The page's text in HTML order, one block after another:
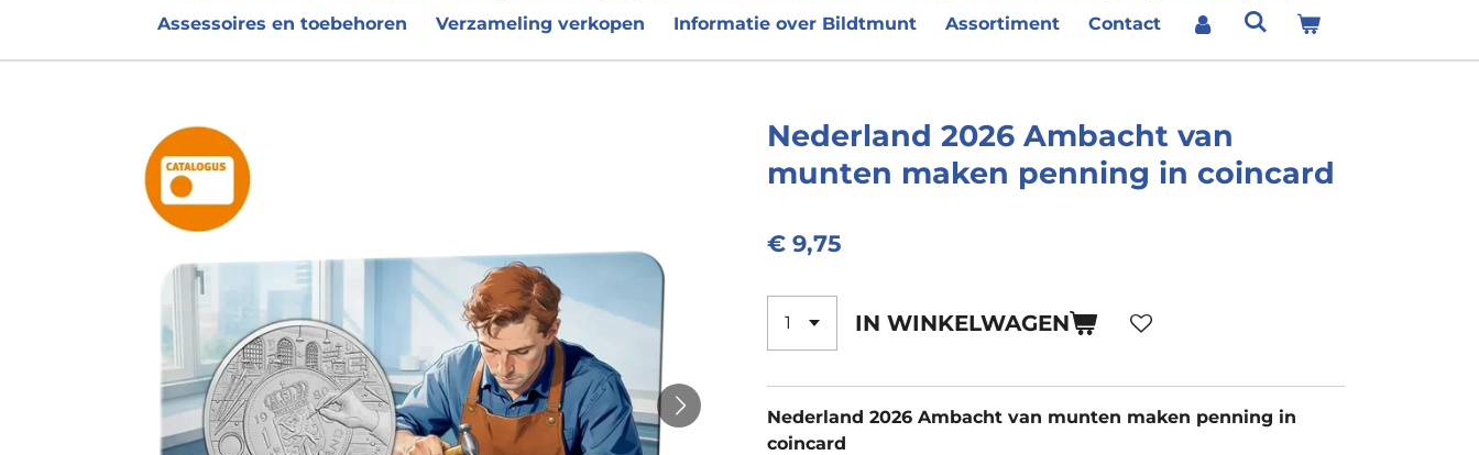
Assessoires en toebehoren
Verzameling verkopen Informatie over Bildtmunt Assortiment Contact
Nederland 2026 Ambacht van
munten maken penning in coincard
€ 9,75
IN WINKELWAGEN
Nederland 2026 Ambacht van munten maken penning in
coincard